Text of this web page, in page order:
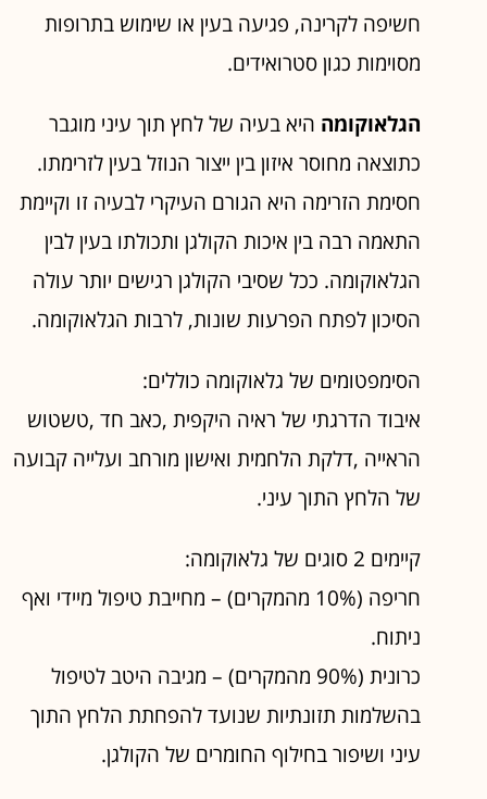
חשיפה לקרינה, פגיעה בעין או שימוש בתרופות
מסוימות כגון סטרואידים.
הגלאוקומה היא בעיה של לחץ תוך עיני מוגבר
כתוצאה מחוסר איזון בין ייצור הנוזל בעין לזרימתו.
חסימת הזרימה היא הגורם העיקרי לבעיה זו וקיימת
התאמה רבה בין איכות הקולגן ותכולתו בעין לבין
הגלאוקומה. ככל שסיבי הקולגן רגישים יותר עולה
הסיכון לפתח הפרעות שונות, לרבות הגלאוקומה.
הסימפטומים של גלאוקומה כוללים:
איבוד הדרגתי של ראיה היקפית ,כאב חד ,טשטוש
הראייה ,דלקת הלחמית ואישון מורחב ועלייה קבועה
של הלחץ התוך עיני.
קיימים 2 סוגים של גלאוקומה:
חריפה (10% מהמקרים) – מחייבת טיפול מיידי ואף
ניתוח.
כרונית (90% מהמקרים) – מגיבה היטב לטיפול
בהשלמות תזונתיות שנועד להפחתת הלחץ התוך
עיני ושיפור בחילוף החומרים של הקולגן.